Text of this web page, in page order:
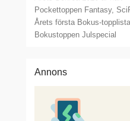
Pockettoppen Fantasy,
Årets första Bokus-
Bokustoppen Julspecial
Annons